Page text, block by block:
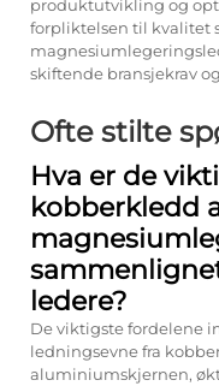
produktutvikling og
forpliktelsen til kvalitet
skiftende bransjekrav
Ofte stilte
Hva er de
kobberkledd
ledere?
De viktigste fordelene
ledningsevne fra
aluminiumskjernen,